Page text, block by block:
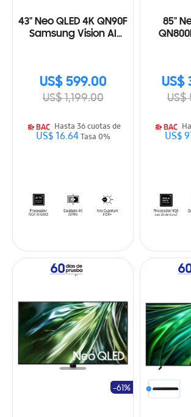
43" Neo QLED 4K QN90F
Samsung Vision AI
US$ 599.00
US$ 1,199.00
Hasta 36 cuotas de
US$ 16.64Tasa 0%
85"
US$
US$
US$
-61%